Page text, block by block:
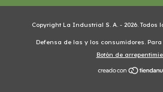
Copyright La Industrial S. A. - 2026. Todos
Defensa de las y los consumidores.
Botón de